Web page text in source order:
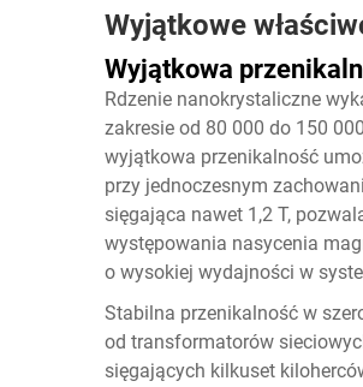
Wyjątkowe
Wyjątkowa
Rdzenie nanokrystaliczne
zakresie od 80 000 do 150
wyjątkowa przenikalność
przy jednoczesnym
sięgająca nawet 1,2 T,
występowania nasycenia
o wysokiej wydajności w
Stabilna przenikalność w
od transformatorów
sięgających kilkuset